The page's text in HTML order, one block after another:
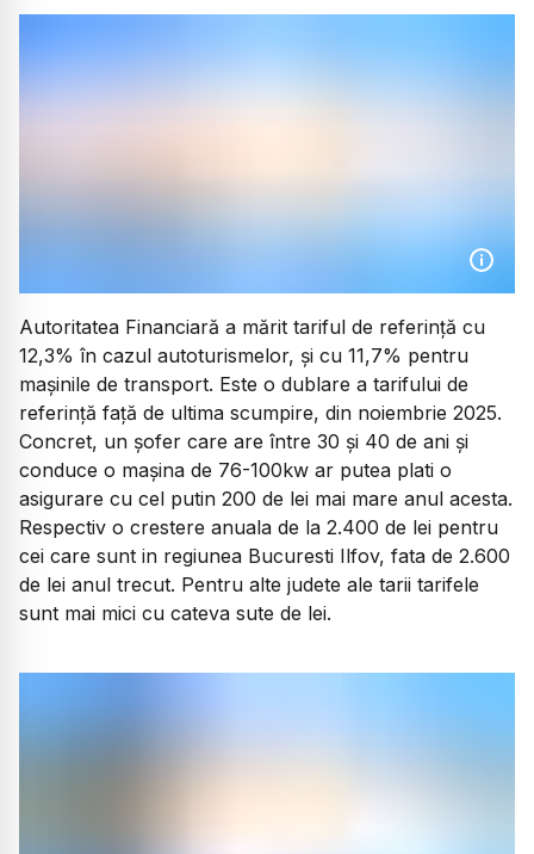
Autoritatea Financiară a mărit tariful de referință cu
12,3% în cazul autoturismelor, și cu 11,7% pentru
mașinile de transport. Este o dublare a tarifului de
referință față de ultima scumpire, din noiembrie 2025.
Concret, un șofer care are între 30 și 40 de ani și
conduce o mașina de 76-100kw ar putea plati o
asigurare cu cel putin 200 de lei mai mare anul acesta.
Respectiv o crestere anuala de la 2.400 de lei pentru
cei care sunt in regiunea Bucuresti Ilfov, fata de 2.600
de lei anul trecut. Pentru alte judete ale tarii tarifele
sunt mai mici cu cateva sute de lei.